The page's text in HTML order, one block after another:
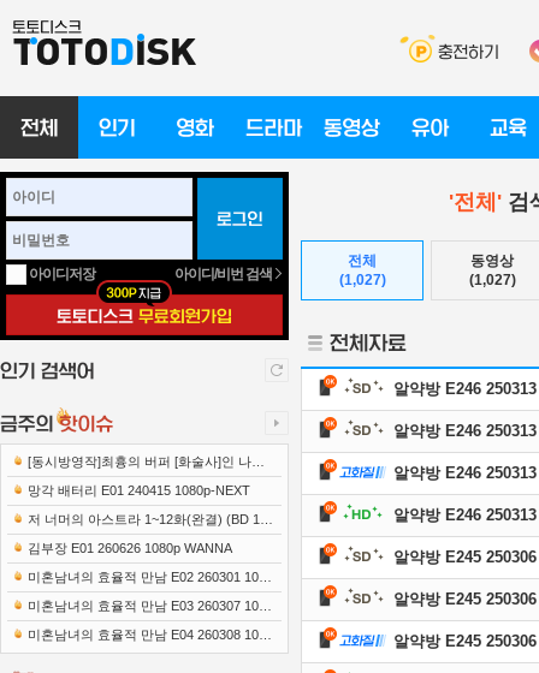
아이디저장 아이디/비번 검색
[동시방영작]최흉의 버퍼 [화술사]인 나는
세계 최강 클랜을 이끈다 E12 241219 108..
망각 배터리 E01 240415 1080p-NEXT
저 너머의 아스트라 1~12화(완결) (BD 192
0x1080 x265-10Bit FLACx2)
김부장 E01 260626 1080p WANNA
미혼남녀의 효율적 만남 E02 260301 1080
p-NEXT
미혼남녀의 효율적 만남 E03 260307 1080
p-NEXT
미혼남녀의 효율적 만남 E04 260308 1080
'전체' 검
전체
(1,027)
동영상
(1,027)
알약방 E246
알약방 E246
알약방 E246
알약방 E246
알약방 E245
알약방 E245
알약방 E245